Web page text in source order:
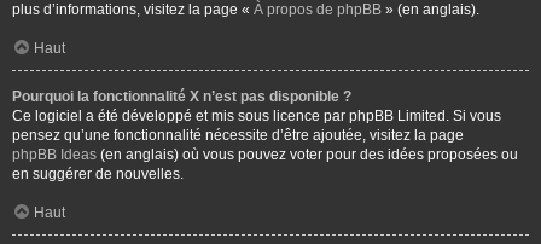
plus d’informations, visitez la page « À propos de phpBB » (en anglais).
Haut
Pourquoi la fonctionnalité X n’est pas disponible ?
Ce logiciel a été développé et mis sous licence par phpBB Limited. Si vous
pensez qu’une fonctionnalité nécessite d’être ajoutée, visitez la page
phpBB Ideas (en anglais) où vous pouvez voter pour des idées proposées ou
en suggérer de nouvelles.
Haut